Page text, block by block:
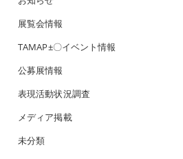
展覧会情報
TAMAP±〇イベント情報
公募展情報
表現活動状況調査
メディア掲載
未分類